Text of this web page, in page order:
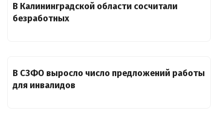
В Калининградской области сосчитали
безработных
В СЗФО выросло число предложений работы
для инвалидов